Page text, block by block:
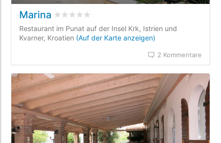
Marina bewertet0
Restaurant im Punat auf der Insel Krk, Istrien und
Kvarner, Kroatien (Auf der Karte anzeigen)
2 Kommentare